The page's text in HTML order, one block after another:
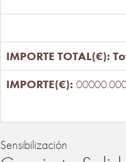
Sensibilización